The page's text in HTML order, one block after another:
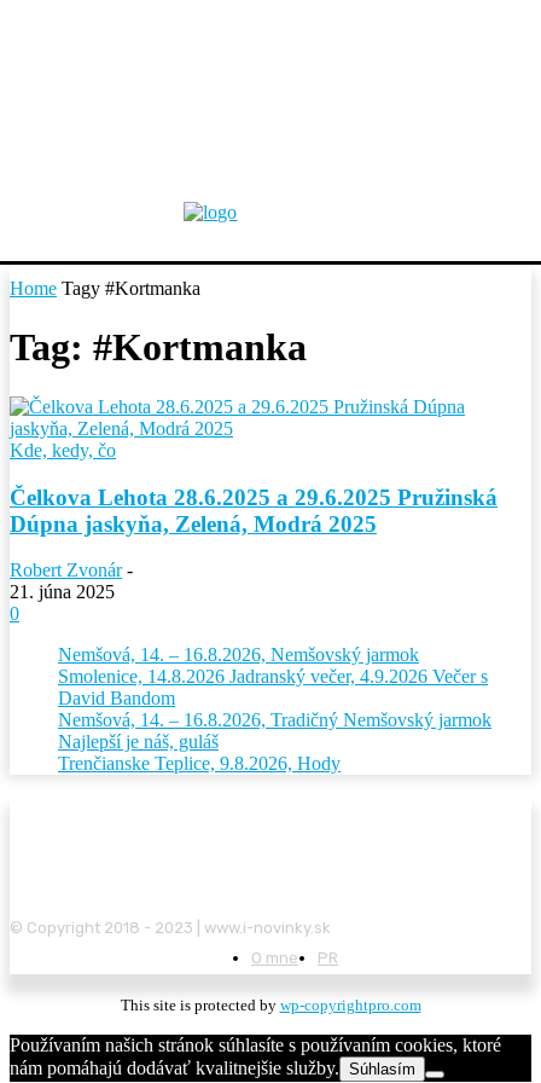
Home Tagy #Kortmanka
Tag: #Kortmanka
Kde, kedy, čo
Čelkova Lehota 28.6.2025 a 29.6.2025 Pružinská
Dúpna jaskyňa, Zelená, Modrá 2025
Robert Zvonár -
21. júna 2025
0
Nemšová, 14. – 16.8.2026, Nemšovský jarmok
Smolenice, 14.8.2026 Jadranský večer, 4.9.2026 Večer s
David Bandom
Nemšová, 14. – 16.8.2026, Tradičný Nemšovský jarmok
Najlepší je náš, guláš
Trenčianske Teplice, 9.8.2026, Hody
© Copyright 2018 - 2023 | www.i-novinky.sk
O mne
PR
This site is protected by wp-copyrightpro.com
Používaním našich stránok súhlasíte s používaním cookies, ktoré
nám pomáhajú dodávať kvalitnejšie služby. Súhlasím